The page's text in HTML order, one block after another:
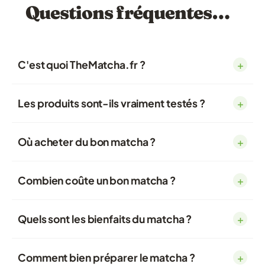
Questions fréquentes…
C'est quoi TheMatcha.fr ? +
Les produits sont-ils vraiment testés ? +
Où acheter du bon matcha ? +
Combien coûte un bon matcha ? +
Quels sont les bienfaits du matcha ? +
Comment bien préparer le matcha ? +